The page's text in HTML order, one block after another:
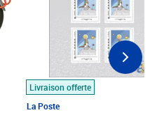
Livraison offerte
La Poste